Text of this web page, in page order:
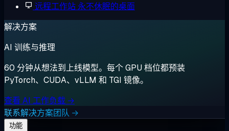
远程工作站 永不休眠的桌面
解决方案
AI 训练与推理
60 分钟从想法到上线模型。每个 GPU 档位都预装
PyTorch、CUDA、vLLM 和 TGI 镜像。
查看 AI 工作负载 →
联系解决方案团队 →